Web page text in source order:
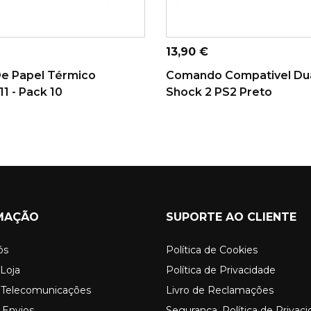
AO CARRINHO
Papel Térmico
- Pack 10
ADICIONAR AO CARRINHO
Preço
13,90 €
Comando Compativel
Shock 2 PS2 Preto
SUPORTE AO CLIENTE
Política de Cookies
Política de Privacidade
Livro de Reclamações